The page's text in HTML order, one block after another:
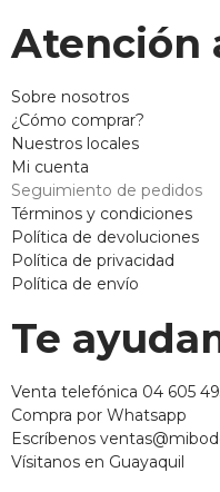
Atención
Sobre nosotros
¿Cómo comprar?
Nuestros locales
Mi cuenta
Seguimiento de pedidos
Términos y condiciones
Política de devoluciones
Política de privacidad
Política de envío
Te
Venta telefónica 04 605
Compra por Whatsapp
Escríbenos
Vísitanos en Guayaquil